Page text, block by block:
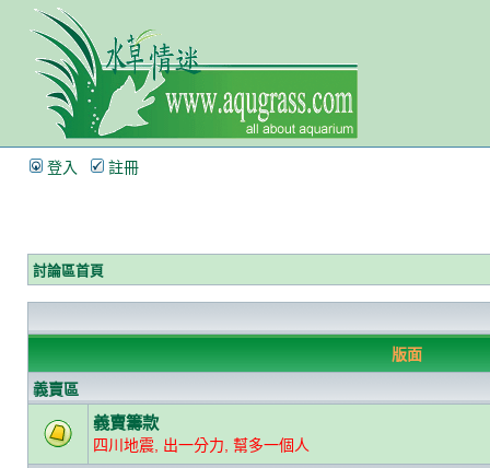
登入 註冊
討論區首頁
版面
義賣區
義賣籌款
四川地震, 出一分力, 幫多一個人